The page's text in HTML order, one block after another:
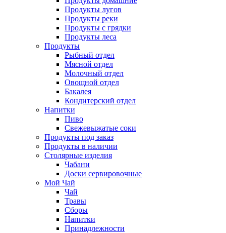
Продукты лугов
Продукты реки
Продукты с грядки
Продукты леса
Продукты
Рыбный отдел
Мясной отдел
Молочный отдел
Овощной отдел
Бакалея
Кондитерский отдел
Напитки
Пиво
Cвежевыжатые соки
Продукты под заказ
Продукты в наличии
Столярные изделия
Чабани
Доски сервировочные
Мой Чай
Чай
Травы
Сборы
Напитки
Принадлежности